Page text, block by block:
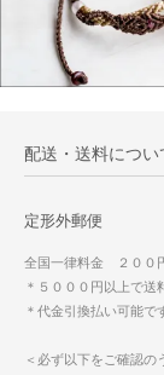
配送・送料につい
定形外郵便
全国一律料金 ２００
＊５０００円以上で送
＊代金引換払い可能で
＜必ず以下をご確認の